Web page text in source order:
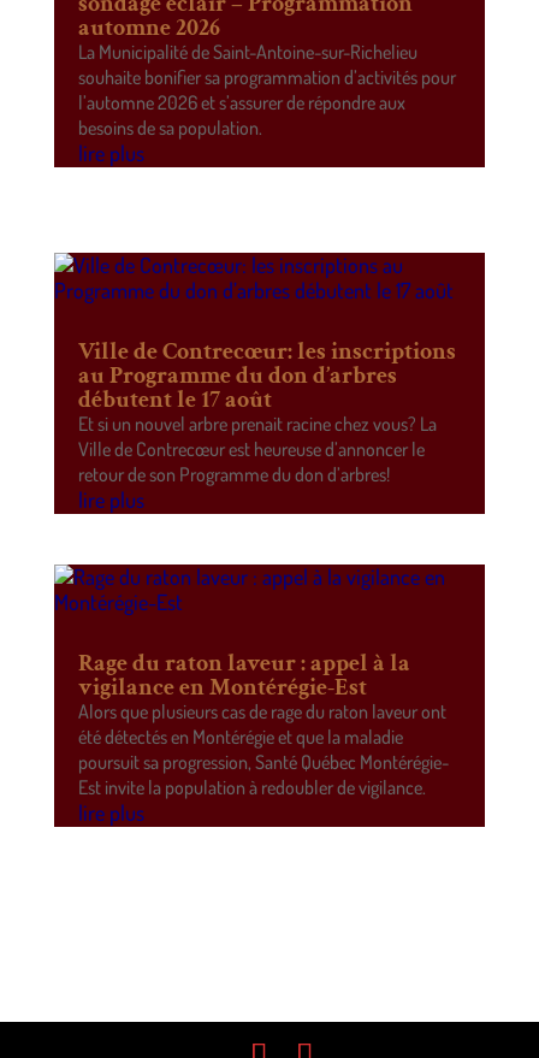
automne 2026
La Municipalité de Saint-Antoine-sur-Richelieu
souhaite bonifier sa programmation d’activités pour
l’automne 2026 et s’assurer de répondre aux
besoins de sa population.
lire plus
Ville de Contrecœur: les inscriptions
au Programme du don d’arbres
débutent le 17 août
Et si un nouvel arbre prenait racine chez vous? La
Ville de Contrecœur est heureuse d’annoncer le
retour de son Programme du don d’arbres!
lire plus
Rage du raton laveur : appel à la
vigilance en Montérégie-Est
Alors que plusieurs cas de rage du raton laveur ont
été détectés en Montérégie et que la maladie
poursuit sa progression, Santé Québec Montérégie-
Est invite la population à redoubler de vigilance.
lire plus